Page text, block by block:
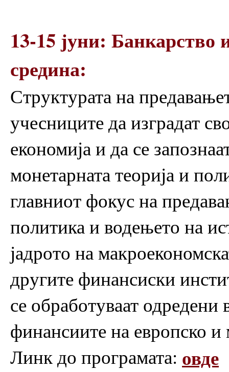
13-15 јуни:
средина:
Структурата на
учесниците да изградат
економија и да се
монетарната теорија и
главниот фокус на
политика и водењето на
јадрото на
другите финансиски
се обработуваат
финансиите на европско
Линк до програмата: овде